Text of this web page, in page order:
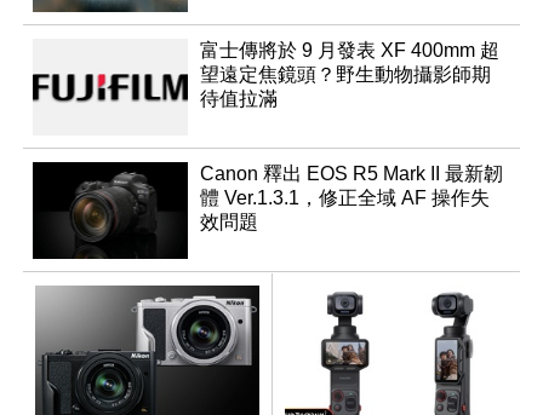
富士傳將於 9 月發表 XF 400mm 超
望遠定焦鏡頭？野生動物攝影師期
待值拉滿
Canon 釋出 EOS R5 Mark II 最新韌
體 Ver.1.3.1，修正全域 AF 操作失
效問題